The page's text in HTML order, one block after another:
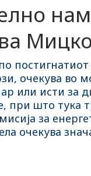
очекува во
или исти за
при што тука
за
очекува